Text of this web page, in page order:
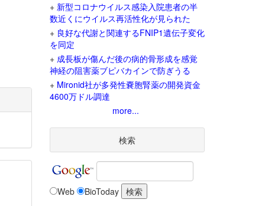
+ 新型コロナウイルス感染入院患者の半
数近くにウイルス再活性化が見られた
+ 良好な代謝と関連するFNIP1遺伝子変化
を同定
+ 成長板が傷んだ後の病的骨形成を感覚
神経の阻害薬ブピバカインで防ぎうる
+ Mironid社が多発性嚢胞腎薬の開発資金
4600万ドル調達
more...
検索
Web BioToday